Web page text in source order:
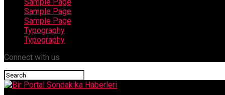
Sample Page
Sample Page
Typography
Typography
Connect with us